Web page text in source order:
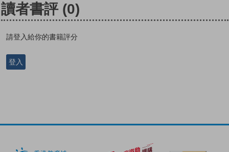
讀者書評 (0)
請登入給你的書籍評分
登入